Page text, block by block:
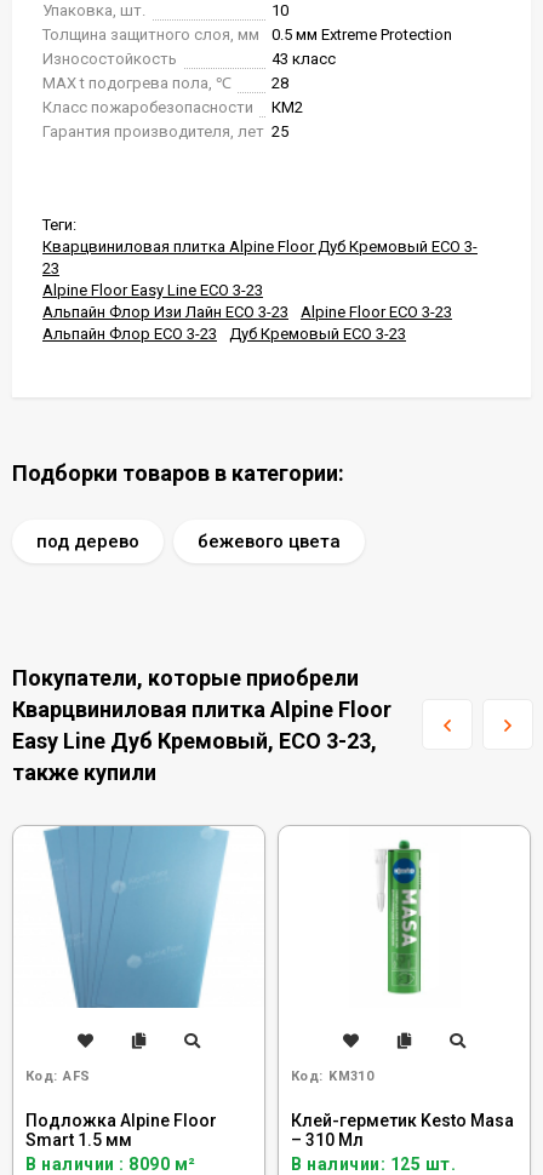
Упаковка, шт.
10
Толщина защитного слоя, мм
0.5 мм Extreme Protection
Износостойкость
43 класс
MAX t подогрева пола, ℃
28
Класс пожаробезопасности
КМ2
Гарантия производителя, лет 25
Теги:
Кварцвиниловая плитка Alpine Floor Дуб Кремовый ECO 3-
23
Alpine Floor Easy Line ECO 3-23
Альпайн Флор Изи Лайн ECO 3-23
Alpine Floor ECO 3-23
Альпайн Флор ECO 3-23
Дуб Кремовый ECO 3-23
Подборки товаров в категории:
под дерево бежевого цвета
Покупатели, которые приобрели
Кварцвиниловая плитка Alpine Floor
Easy Line Дуб Кремовый, ECO 3-23,
также купили
Код: AFS
Подложка Alpine Floor
Smart 1.5 мм
В наличии : 8090 м²
Код: KM310
Клей-герметик Kesto Masa
– 310 Мл
В наличии: 125 шт.